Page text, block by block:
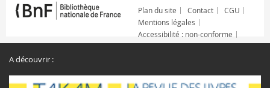
Plan du site Contact
CGU
Mentions légales
Accessibilité : non-conforme
A découvrir :